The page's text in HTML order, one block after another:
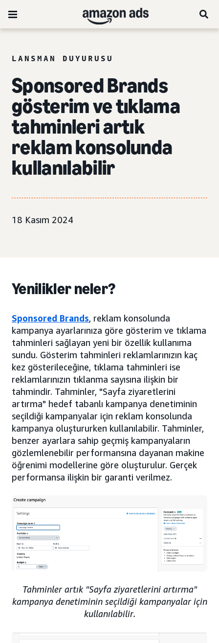
LANSMAN DUYURUSU
Sponsored Brands
gösterim ve tıklama
tahminleri artık
reklam konsolunda
kullanılabilir
18 Kasım 2024
Yenilikler neler?
Sponsored Brands, reklam konsolunda
kampanya ayarlarınıza göre gösterim ve tıklama
tahminleri sağlayan yeni bir özellik kullanıma
sundu. Gösterim tahminleri reklamlarınızın kaç
kez gösterileceğine, tıklama tahminleri ise
reklamlarınızın tıklanma sayısına ilişkin bir
tahmindir. Tahminler, "Sayfa ziyaretlerini
artırma" hedef tabanlı kampanya denetiminin
seçildiği kampanyalar için reklam konsolunda
kampanya oluştururken kullanılabilir. Tahminler,
benzer ayarlara sahip geçmiş kampanyaların
gözlemlenebilir performansına dayanan makine
öğrenimi modellerine göre oluşturulur. Gerçek
performansa ilişkin bir garanti verilmez.
Tahminler artık "Sayfa ziyaretlerini artırma"
kampanya denetiminin seçildiği kampanyalar için
kullanılabilir.